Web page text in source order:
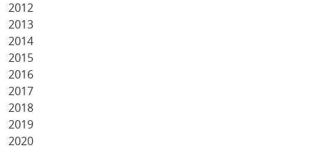
2012
2013
2014
2015
2016
2017
2018
2019
2020